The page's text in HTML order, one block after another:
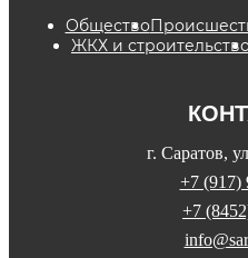
Общество
ЖКХ и
г. Саратов,
+7 (917)
+7